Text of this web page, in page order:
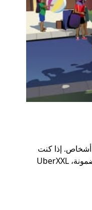
UberXL متاحة للمجموعات حتى 6 أشخاص. إذا كنت
بحاجة إلى مساحة صندوق أمتعة مضمونة، UberXXL